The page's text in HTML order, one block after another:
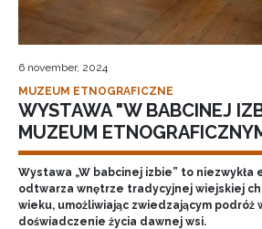
6 november, 2024
MUZEUM ETNOGRAFICZNE
WYSTAWA "W BABCINEJ
MUZEUM
Wystawa „W babcinej izbie” to niezwykła
odtwarza wnętrze tradycyjnej wiejskiej
wieku, umożliwiając zwiedzającym podróż
doświadczenie życia dawnej wsi.